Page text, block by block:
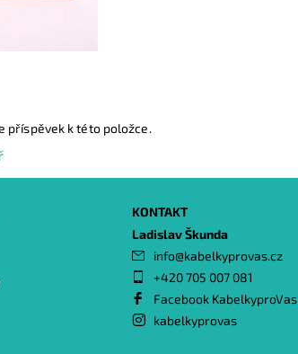
příspěvek k této položce.
KONTAKT
Ladislav Škunda
info@kabelkyprovas.cz
+420 705 007 081
Facebook KabelkyproVas
kabelkyprovas